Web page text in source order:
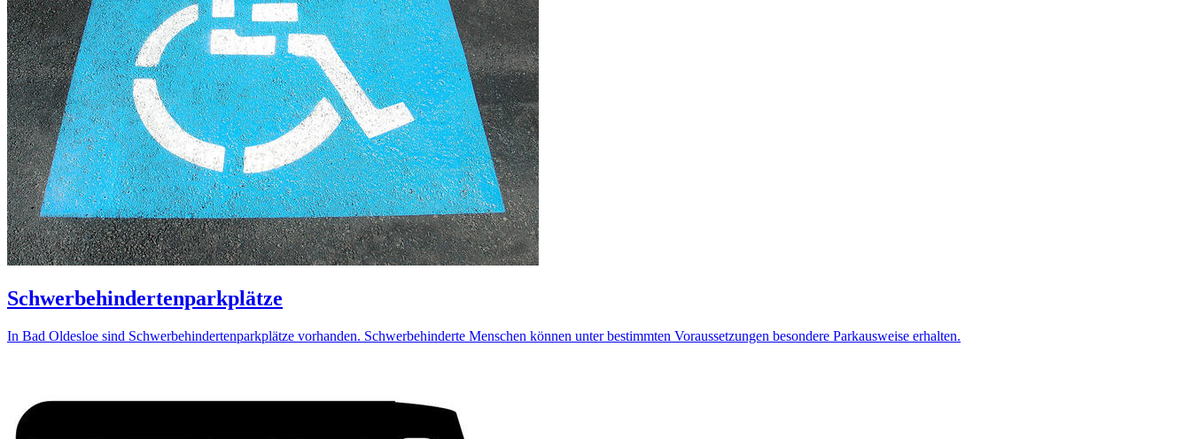
Schwerbehindertenparkplätze
In Bad Oldesloe sind Schwerbehindertenparkplätze vorhanden. Schwerbehinderte Menschen können unter bestimmten Voraussetzungen besondere Parkausweise erhalten.